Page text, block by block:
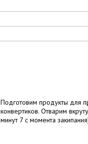
Подготовим продукты для
конвертиков. Отварим
минут 7 с момента